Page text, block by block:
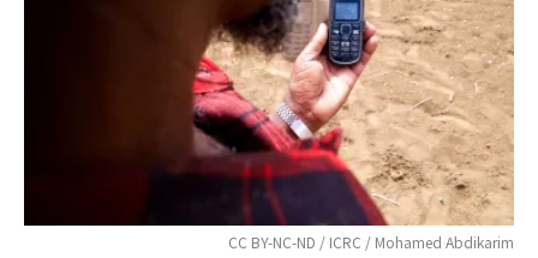
CC BY-NC-ND / ICRC / Mohamed Abdikarim